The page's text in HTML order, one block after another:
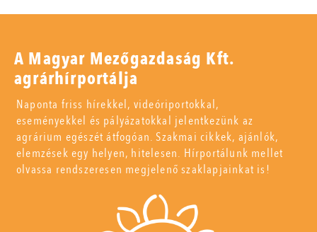
A Magyar Mezőgazdaság Kft.
agrárhírportálja
Naponta friss hírekkel, videóriportokkal,
eseményekkel és pályázatokkal jelentkezünk az
agrárium egészét átfogóan. Szakmai cikkek, ajánlók,
elemzések egy helyen, hitelesen. Hírportálunk mellet
olvassa rendszeresen megjelenő szaklapjainkat is!